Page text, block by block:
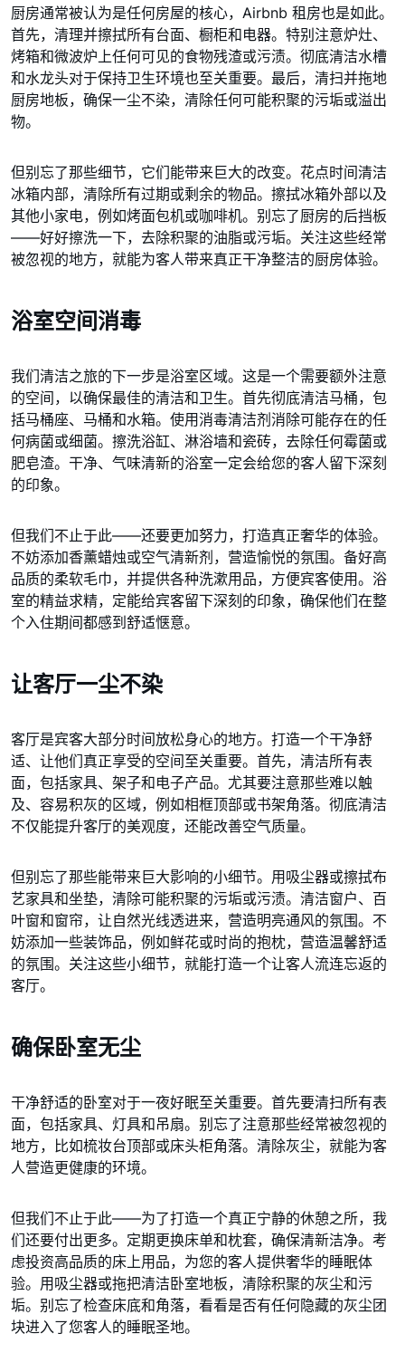
厨房通常被认为是任何房屋的核心，Airbnb 租房也是如此。
首先，清理并擦拭所有台面、橱柜和电器。特别注意炉灶、
烤箱和微波炉上任何可见的食物残渣或污渍。彻底清洁水槽
和水龙头对于保持卫生环境也至关重要。最后，清扫并拖地
厨房地板，确保一尘不染，清除任何可能积聚的污垢或溢出
物。
但别忘了那些细节，它们能带来巨大的改变。花点时间清洁
冰箱内部，清除所有过期或剩余的物品。擦拭冰箱外部以及
其他小家电，例如烤面包机或咖啡机。别忘了厨房的后挡板
——好好擦洗一下，去除积聚的油脂或污垢。关注这些经常
被忽视的地方，就能为客人带来真正干净整洁的厨房体验。
浴室空间消毒
我们清洁之旅的下一步是浴室区域。这是一个需要额外注意
的空间，以确保最佳的清洁和卫生。首先彻底清洁马桶，包
括马桶座、马桶和水箱。使用消毒清洁剂消除可能存在的任
何病菌或细菌。擦洗浴缸、淋浴墙和瓷砖，去除任何霉菌或
肥皂渣。干净、气味清新的浴室一定会给您的客人留下深刻
的印象。
但我们不止于此——还要更加努力，打造真正奢华的体验。
不妨添加香薰蜡烛或空气清新剂，营造愉悦的氛围。备好高
品质的柔软毛巾，并提供各种洗漱用品，方便宾客使用。浴
室的精益求精，定能给宾客留下深刻的印象，确保他们在整
个入住期间都感到舒适惬意。
让客厅一尘不染
客厅是宾客大部分时间放松身心的地方。打造一个干净舒
适、让他们真正享受的空间至关重要。首先，清洁所有表
面，包括家具、架子和电子产品。尤其要注意那些难以触
及、容易积灰的区域，例如相框顶部或书架角落。彻底清洁
不仅能提升客厅的美观度，还能改善空气质量。
但别忘了那些能带来巨大影响的小细节。用吸尘器或擦拭布
艺家具和坐垫，清除可能积聚的污垢或污渍。清洁窗户、百
叶窗和窗帘，让自然光线透进来，营造明亮通风的氛围。不
妨添加一些装饰品，例如鲜花或时尚的抱枕，营造温馨舒适
的氛围。关注这些小细节，就能打造一个让客人流连忘返的
客厅。
确保卧室无尘
干净舒适的卧室对于一夜好眠至关重要。首先要清扫所有表
面，包括家具、灯具和吊扇。别忘了注意那些经常被忽视的
地方，比如梳妆台顶部或床头柜角落。清除灰尘，就能为客
人营造更健康的环境。
但我们不止于此——为了打造一个真正宁静的休憩之所，我
们还要付出更多。定期更换床单和枕套，确保清新洁净。考
虑投资高品质的床上用品，为您的客人提供奢华的睡眠体
验。用吸尘器或拖把清洁卧室地板，清除积聚的灰尘和污
垢。别忘了检查床底和角落，看看是否有任何隐藏的灰尘团
块进入了您客人的睡眠圣地。